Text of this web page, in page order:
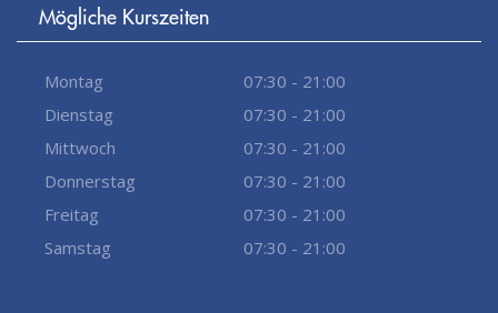
Mögliche Kurszeiten
Montag
07:30 - 21:00
Dienstag
07:30 - 21:00
Mittwoch
07:30 - 21:00
Donnerstag
07:30 - 21:00
Freitag
07:30 - 21:00
Samstag
07:30 - 21:00